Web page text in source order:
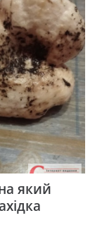
який